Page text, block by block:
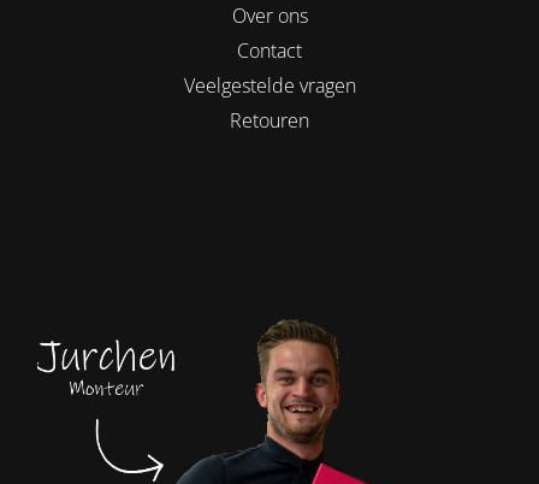
Over ons
Contact
Veelgestelde vragen
Retouren